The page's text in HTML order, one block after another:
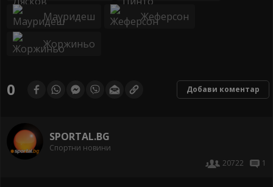
Мауридеш Жеферсон
Жоржиньо
0 Добави коментар
SPORTAL.BG
Спортни новини
20722
1